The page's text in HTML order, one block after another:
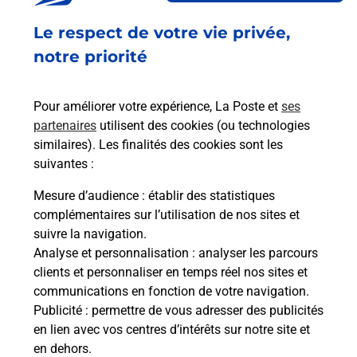
Le respect de votre vie privée,
notre priorité
Pour améliorer votre expérience, La Poste et ses
partenaires utilisent des cookies (ou technologies
similaires). Les finalités des cookies sont les
suivantes :
Mesure d’audience : établir des statistiques
complémentaires sur l’utilisation de nos sites et
suivre la navigation.
Analyse et personnalisation : analyser les parcours
clients et personnaliser en temps réel nos sites et
communications en fonction de votre navigation.
Publicité : permettre de vous adresser des publicités
en lien avec vos centres d’intérêts sur notre site et
en dehors.
STATION AVIA
68100 MULHOUSE
Malin !
La Poste
en ligne
Ouvert 24h/24
En savoir plus